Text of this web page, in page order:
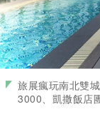
旅展瘋玩南北雙
3000、凱撒飯店